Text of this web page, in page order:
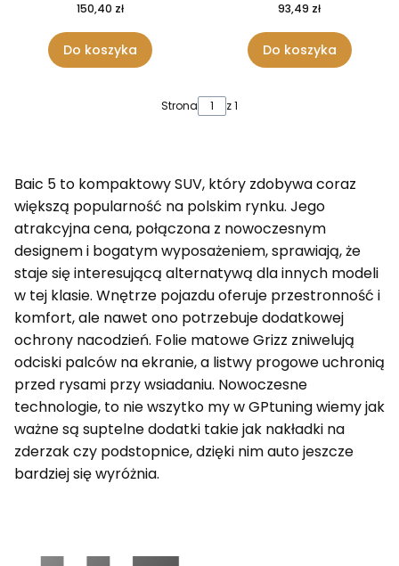
150,40 zł
Do koszyka
93,49 zł
Do koszyka
Strona z 1
Baic 5 to kompaktowy SUV, który zdobywa coraz
większą popularność na polskim rynku. Jego
atrakcyjna cena, połączona z nowoczesnym
designem i bogatym wyposażeniem, sprawiają, że
staje się interesującą alternatywą dla innych modeli
w tej klasie. Wnętrze pojazdu oferuje przestronność i
komfort, ale nawet ono potrzebuje dodatkowej
ochrony nacodzień. Folie matowe Grizz zniwelują
odciski palców na ekranie, a listwy progowe uchronią
przed rysami przy wsiadaniu. Nowoczesne
technologie, to nie wszytko my w GPtuning wiemy jak
ważne są suptelne dodatki takie jak nakładki na
zderzak czy podstopnice, dzięki nim auto jeszcze
bardziej się wyróżnia.